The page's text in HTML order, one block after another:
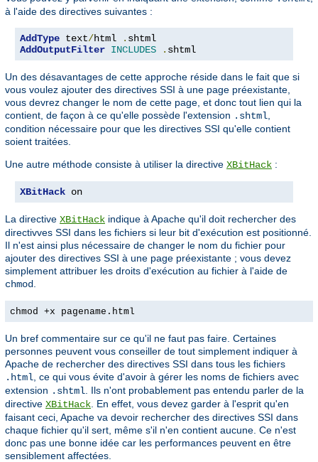
à l'aide des directives suivantes :
AddType text/html .
AddOutputFilter INCLUDES . shtml
Un des désavantages de cette approche réside dans le fait que si
vous voulez ajouter des directives SSI à une page préexistante,
vous devrez changer le nom de cette page, et donc tout lien qui la
contient, de façon à ce qu'elle possède l'extension .shtml
condition nécessaire pour que les directives SSI qu'elle contient
soient traitées.
Une autre méthode consiste à utiliser la directive XBitHack :
XBitHack on
La directive XBitHack indique à Apache qu'il doit rechercher des
directivves SSI dans les fichiers si leur bit d'exécution est positionné.
Il n'est ainsi plus nécessaire de changer le nom du fichier pour
ajouter des directives SSI à une page préexistante ; vous devez
simplement attribuer les droits d'exécution au fichier à l'aide de
chmod
chmod +x pagename.html
Un bref commentaire sur ce qu'il ne faut pas faire. Certaines
personnes peuvent vous conseiller de tout simplement indiquer à
Apache de rechercher des directives SSI dans tous les fichiers
.html , ce qui vous évite d'avoir à gérer les noms de fichiers avec
extension .shtml . Ils n'ont probablement pas entendu parler de la
directive XBitHack . En effet, vous devez garder à l'esprit qu'en
faisant ceci, Apache va devoir rechercher des directives SSI dans
chaque fichier qu'il sert, même s'il n'en contient aucune. Ce n'est
donc pas une bonne idée car les performances peuvent en être
sensiblement affectées.